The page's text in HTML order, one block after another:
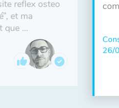
reflex osteo
et ma
que ...
26/